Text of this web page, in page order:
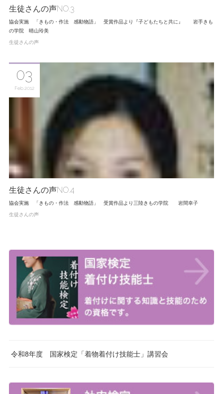
生徒さんの声NO.3
協会実施 「きもの・作法 感動物語」 受賞作品より『子どもたちと共に』 岩手きも
の学院 晴山玲美
生徒さんの声
生徒さんの声NO.4
協会実施 「きもの・作法 感動物語」 受賞作品より三陸きもの学院 岩間幸子
03
Feb2012
生徒さんの声
令和8年度 国家検定「着物着付け技能士」講習会